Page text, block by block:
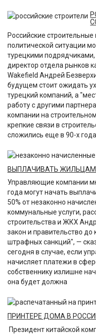
Российские
политической ситуации
турецкими
директор отдела рынков
Wakefield Андрей
будущем стоит ожидать
турецкий компаний, а
работу с другими
компании на
крепкие связи в
сложились еще в 90-х
ВЫПЛАЧИВАТЬ
Управляющие компании
года могут начать
50% от незаконно
коммунальные услуги,
строительства и ЖКХ
закон и правительство
штрафных санкций", —
сегодня в случае, если
начисляет платежи в
собственнику излишне
она будет должна
ПРИНТЕРЕ ДОМА В
Президент китайской